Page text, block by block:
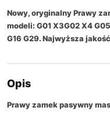
Nowy, oryginalny Prawy
modeli: G01 X3G02 X4
G16 G29. Najwyższa
Opis
Prawy zamek pasywny